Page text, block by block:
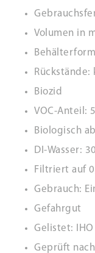
Volumen in
Rückstände:
Biozid
VOC-Anteil:
Biologisch
DI-Wasser:
Filtriert auf
Gebrauch:
Gefahrgut
Gelistet: IHO
Geprüft